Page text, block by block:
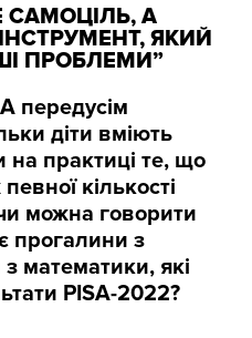
САМОЦІЛЬ, А
ЯКИЙ
ПРОБЛЕМИ”
передусім
діти вміють
на практиці те, що
кількості
можна говорити
прогалини з
математики, які
PISA-2022?